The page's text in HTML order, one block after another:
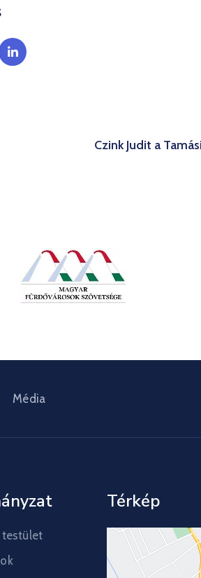
Czink Judit a
Média
testület
Térkép